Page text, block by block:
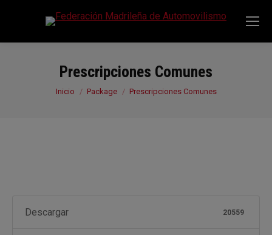
Prescripciones Comunes
Estás aquí:
Inicio Package Prescripciones Comunes
Descargar 20559